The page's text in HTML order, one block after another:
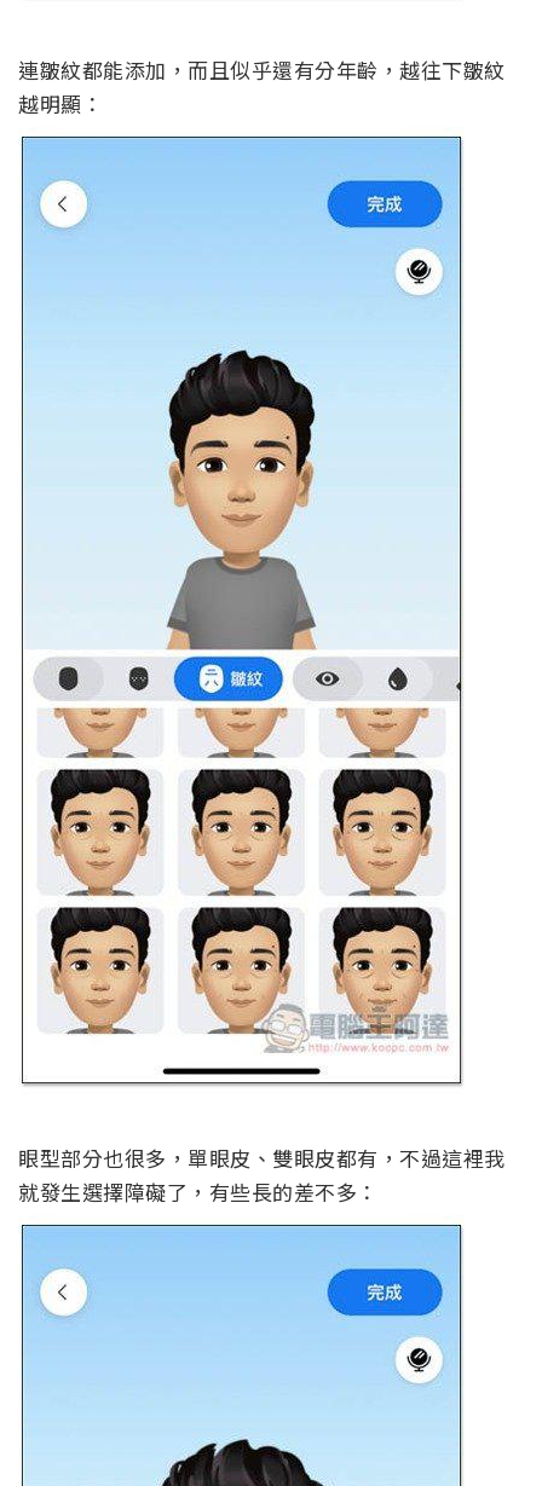
連皺紋都能添加，而且似乎還有分年齡，越往下皺紋
越明顯：
眼型部分也很多，單眼皮、雙眼皮都有，不過這裡我
就發生選擇障礙了，有些長的差不多：